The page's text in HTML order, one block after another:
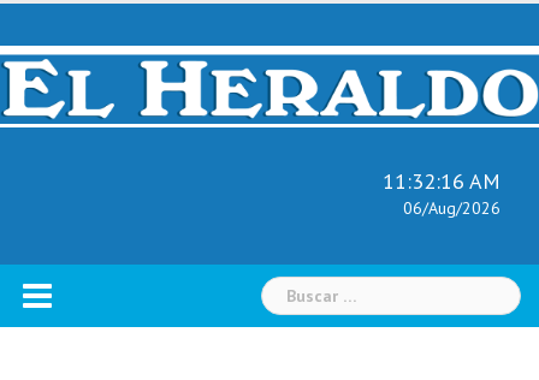
Skip
content
11:32:17 AM
06/Aug/2026
Buscar: